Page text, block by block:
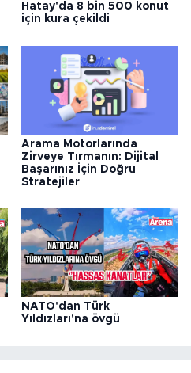
Hatay'da 8 bin 500 konut
için kura çekildi
Arama Motorlarında
Zirveye Tırmanın: Dijital
Başarınız İçin Doğru
Stratejiler
NATO'dan Türk
Yıldızları'na övgü